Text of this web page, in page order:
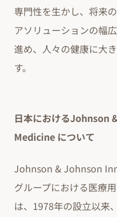
専門性を生かし、将来
アソリューションの幅
進め、人々の健康に大
す。
日本における
Medicine について
Johnson & Johnson
グループにおける医療
は、1978年の設立以来